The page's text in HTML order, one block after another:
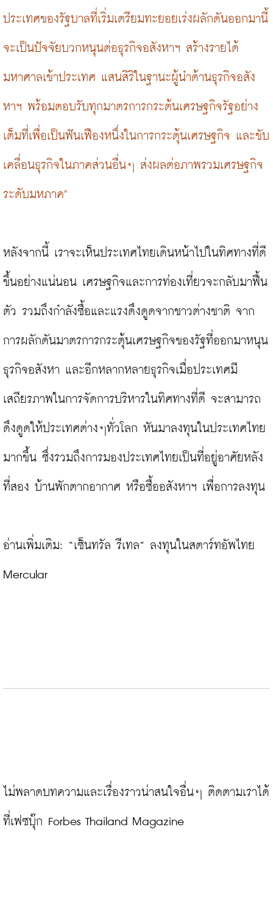
ประเทศของรัฐบาลที่เริ่มเตรียมทะยอยเร่งผลักดันออกมานี้
จะเป็นปัจจัยบวกหนุนต่อธุรกิจอสังหาฯ สร้างรายได้
มหาศาลเข้าประเทศ แสนสิริในฐานะผู้นำด้านธุรกิจอสัง
หาฯ พร้อมตอบรับทุกมาตรการกระต้นเศรษฐกิจรัฐอย่าง
เต็มที่เพื่อเป็นฟันเฟืองหนึ่งในการกระตุ้นเศรษฐกิจ และขับ
เคลื่อนธุรกิจในภาคส่วนอื่นๆ ส่งผลต่อภาพรวมเศรษฐกิจ
ระดับมหภาค"
หลังจากนี้ เราจะเห็นประเทศไทยเดินหน้าไปในทิศทางที่ดี
ขึ้นอย่างแน่นอน เศรษฐกิจและการท่องเที่ยวจะกลับมาฟื้น
ตัว รวมถึงกำลังซื้อและแรงดึงดูดจากชาวต่างชาติ จาก
การผลักดันมาตรการกระตุ้นเศรษฐกิจของรัฐที่ออกมาหนุน
ธุรกิจอสังหา และอีกหลากหลายธุรกิจเมื่อประเทศมี
เสถียรภาพในการจัดการบริหารในทิศทางที่ดี จะสามารถ
ดึงดูดให้ประเทศต่างๆทั่วโลก หันมาลงทุนในประเทศไทย
มากขึ้น ซึ่งรวมถึงการมองประเทศไทยเป็นที่อยู่อาศัยหลัง
ที่สอง บ้านพักตากอากาศ หรือซื้ออสังหาฯ เพื่อการลงทุน
อ่านเพิ่มเติม: “เซ็นทรัล รีเทล” ลงทุนในสตาร์ทอัพไทย
Mercular
ไม่พลาดบทความและเรื่องราวน่าสนใจอื่นๆ ติดตามเราได้
ที่เฟซบุ๊ก Forbes Thailand Magazine